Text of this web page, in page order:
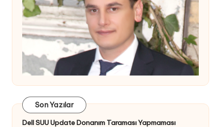
Son Yazılar
Dell SUU Update Donanım Taraması Yapmaması